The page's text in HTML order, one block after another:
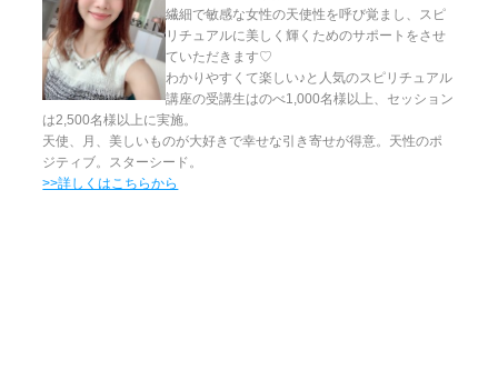
繊細で敏感な女性の天使性を呼び覚まし、スピ
リチュアルに美しく輝くためのサポートをさせ
ていただきます♡
わかりやすくて楽しい♪と人気のスピリチュアル
講座の受講生はのべ1,000名様以上、セッション
は2,500名様以上に実施。
天使、月、美しいものが大好きで幸せな引き寄せが得意。天性のポ
ジティブ。スターシード。
>>詳しくはこちらから